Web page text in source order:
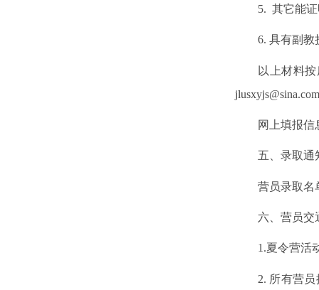
5. 其它能
6. 具有副教
以上材料
jlusxyjs@sina.com
网上填报
五、录取通
营员录取名
六、营员交
1.夏令营活
2. 所有营